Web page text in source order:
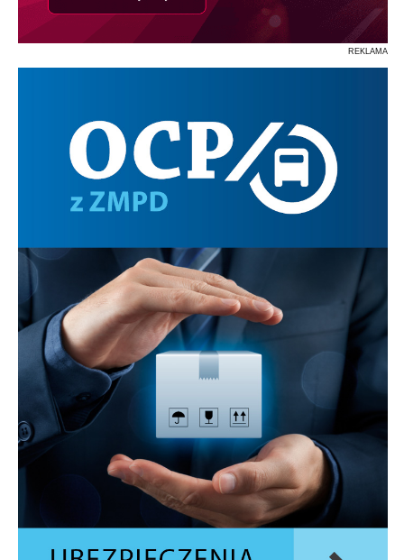
REKLAMA